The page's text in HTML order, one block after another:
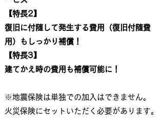
【特長2】
復旧に付随して発生する費用（復旧付随費
用）もしっかり補償！
【特長3】
建てかえ時の費用も補償可能に！
​※地震保険は単独での加入はできません。
火災保険にセットいただく必要があります。